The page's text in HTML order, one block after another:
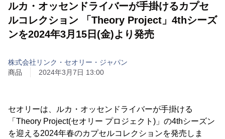
ルカ・オッセンドライバーが手掛けるカプセ
ルコレクション 「Theory Project」4thシーズ
ンを2024年3月15日(金)より発売
株式会社リンク・セオリー・ジャパン
商品
2024年3月7日 13:00
セオリーは、ルカ・オッセンドライバーが手掛ける
「Theory Project(セオリー プロジェクト)」の4thシーズン
を迎える2024年春のカプセルコレクションを発売しま